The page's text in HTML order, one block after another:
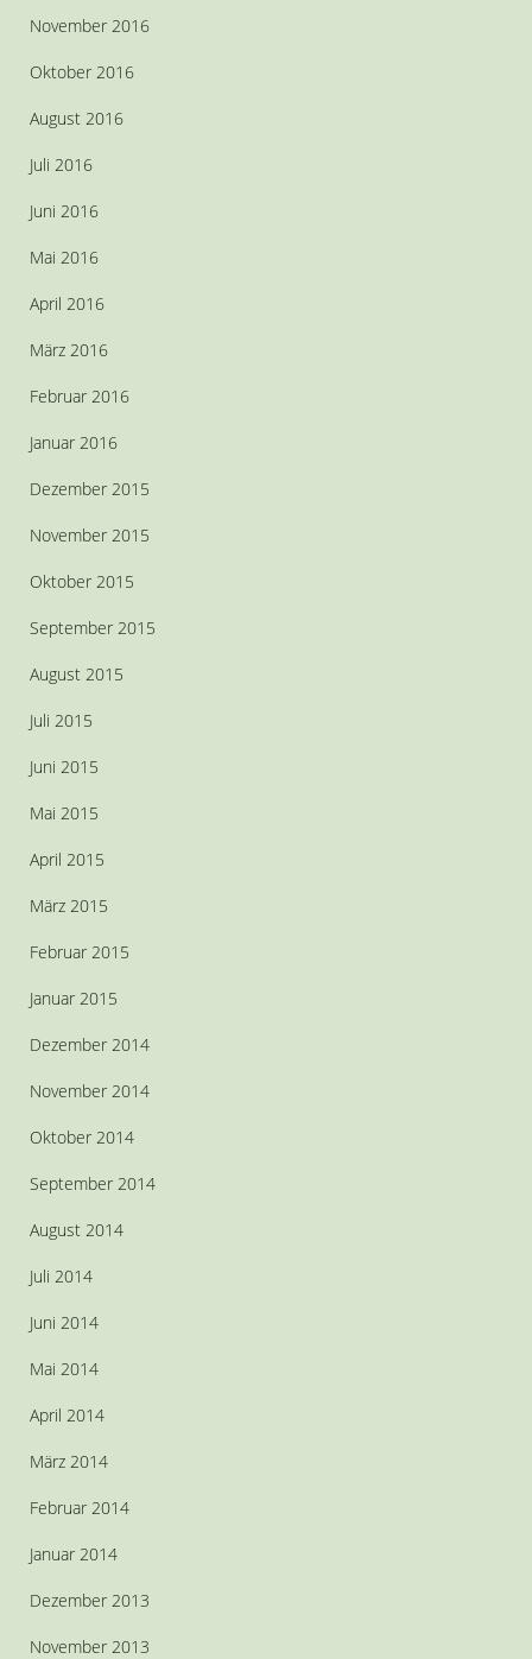
November 2016
Oktober 2016
August 2016
Juli 2016
Juni 2016
Mai 2016
April 2016
März 2016
Februar 2016
Januar 2016
Dezember 2015
November 2015
Oktober 2015
September 2015
August 2015
Juli 2015
Juni 2015
Mai 2015
April 2015
März 2015
Februar 2015
Januar 2015
Dezember 2014
November 2014
Oktober 2014
September 2014
August 2014
Juli 2014
Juni 2014
Mai 2014
April 2014
März 2014
Februar 2014
Januar 2014
Dezember 2013
November 2013